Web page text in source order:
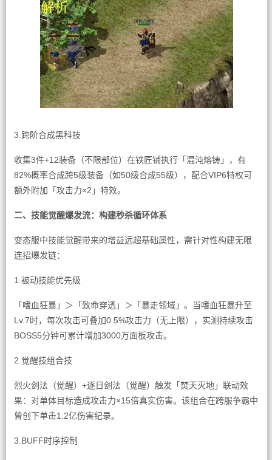
3.跨阶合成黑科技
收集3件+12装备（不限部位）在铁匠铺执行「混沌熔铸」，有
82%概率合成跨5级装备（如50级合成55级），配合VIP6特权可
额外附加「攻击力×2」特效。
二、技能觉醒爆发流：构建秒杀循环体系
变态服中技能觉醒带来的增益远超基础属性，需针对性构建无限
连招爆发链：
1.被动技能优先级
「嗜血狂暴」＞「致命穿透」＞「暴走领域」。当嗜血狂暴升至
Lv.7时，每次攻击可叠加0.5%攻击力（无上限），实测持续攻击
BOSS5分钟可累计增加3000万面板攻击。
2.觉醒技组合技
烈火剑法（觉醒）+逐日剑法（觉醒）触发「焚天灭地」联动效
果：对单体目标造成攻击力×15倍真实伤害。该组合在跨服争霸中
曾创下单击1.2亿伤害纪录。
3.BUFF时序控制